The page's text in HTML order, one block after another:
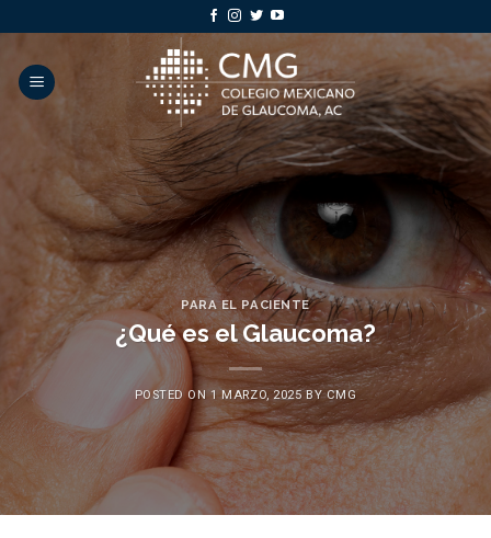
to
content
PARA EL PACIENTE
¿Qué es el Glaucoma?
POSTED ON1 MARZO, 2025 BYCMG